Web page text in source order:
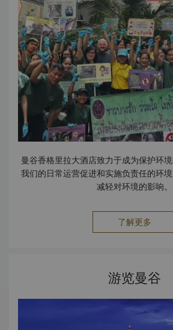
AMCHAM 企业影响力认可奖（白金级），
续商业实践和企业影响力项目上的卓越
日） Salathip泰国餐厅荣获泰国商务部
Select”证书（2025 年 11 月 24 日
Magazine 举办的 Praew The Best
最佳婚礼地点”奖（20245年 12 月 8 日
LSA Best Bites 2025（2025年12月） 2024年 荣获美国《福
布斯旅游指南》评选的2024年福布斯旅游
最佳酒店之一。（2024 年 2 月 ） Volti
HELLO Taste Awards 2024 – 编辑之
2024 年 TripAdvisor 旅行者之选大奖
50家最佳会议酒店”中排名第23位（2024
心荣获《Around Magazine》读者票选的
店”奖（2024年6月21日） 香宫：
志“2024 年度康泰纳仕旅行者读者选择奖”
第 9 名。（2024 年 10 月 1 日）
Lifestyle +Travel Awards 2024 读者票
验”奖，由《Lifestyle +Travel Magazine
日） 泰国美国商会颁发的 AMCHAM 企业影响力认可奖（白金级），
表彰其连续 11 年在可持续商业实践和企业
曼谷香格里拉大酒店致力于成为保护环
我们的日常运营促进和实施负责任的环
减轻对环境的影响。
了解更多
游览曼谷